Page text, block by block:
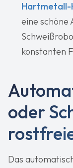
Hartmetall-
eine schöne
konstanten
oder
Das